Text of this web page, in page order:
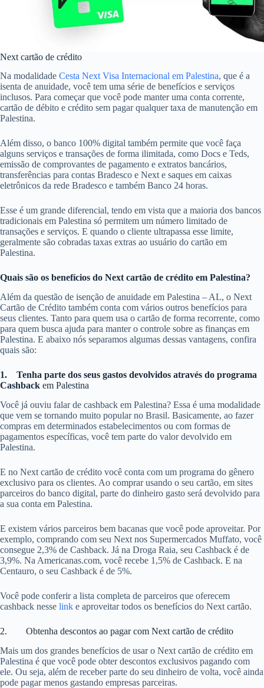
Next cartão de crédito
Na modalidade Cesta Next Visa Internacional em Palestina, que é a
isenta de anuidade, você tem uma série de benefícios e serviços
inclusos. Para começar que você pode manter uma conta corrente,
cartão de débito e crédito sem pagar qualquer taxa de manutenção em
Palestina.
Além disso, o banco 100% digital também permite que você faça
alguns serviços e transações de forma ilimitada, como Docs e Teds,
emissão de comprovantes de pagamento e extratos bancários,
transferências para contas Bradesco e Next e saques em caixas
eletrônicos da rede Bradesco e também Banco 24 horas.
Esse é um grande diferencial, tendo em vista que a maioria dos bancos
tradicionais em Palestina só permitem um número limitado de
transações e serviços. E quando o cliente ultrapassa esse limite,
geralmente são cobradas taxas extras ao usuário do cartão em
Palestina.
Quais são os benefícios do Next cartão de crédito em Palestina?
Além da questão de isenção de anuidade em Palestina – AL, o Next
Cartão de Crédito também conta com vários outros benefícios para
seus clientes. Tanto para quem usa o cartão de forma recorrente, como
para quem busca ajuda para manter o controle sobre as finanças em
Palestina. E abaixo nós separamos algumas dessas vantagens, confira
quais são:
1.
Tenha parte dos seus gastos devolvidos através do programa
Cashback em Palestina
Você já ouviu falar de cashback em Palestina? Essa é uma modalidade
que vem se tornando muito popular no Brasil. Basicamente, ao fazer
compras em determinados estabelecimentos ou com formas de
pagamentos específicas, você tem parte do valor devolvido em
Palestina.
E no Next cartão de crédito você conta com um programa do gênero
exclusivo para os clientes. Ao comprar usando o seu cartão, em sites
parceiros do banco digital, parte do dinheiro gasto será devolvido para
a sua conta em Palestina.
E existem vários parceiros bem bacanas que você pode aproveitar. Por
exemplo, comprando com seu Next nos Supermercados Muffato, você
consegue 2,3% de Cashback. Já na Droga Raia, seu Cashback é de
3,9%. Na Americanas.com, você recebe 1,5% de Cashback. E na
Centauro, o seu Cashback é de 5%.
Você pode conferir a lista completa de parceiros que oferecem
cashback nesse link e aproveitar todos os benefícios do Next cartão.
2. Obtenha descontos ao pagar com Next cartão de crédito
Mais um dos grandes benefícios de usar o Next cartão de crédito em
Palestina é que você pode obter descontos exclusivos pagando com
ele. Ou seja, além de receber parte do seu dinheiro de volta, você ainda
pode pagar menos gastando empresas parceiras.